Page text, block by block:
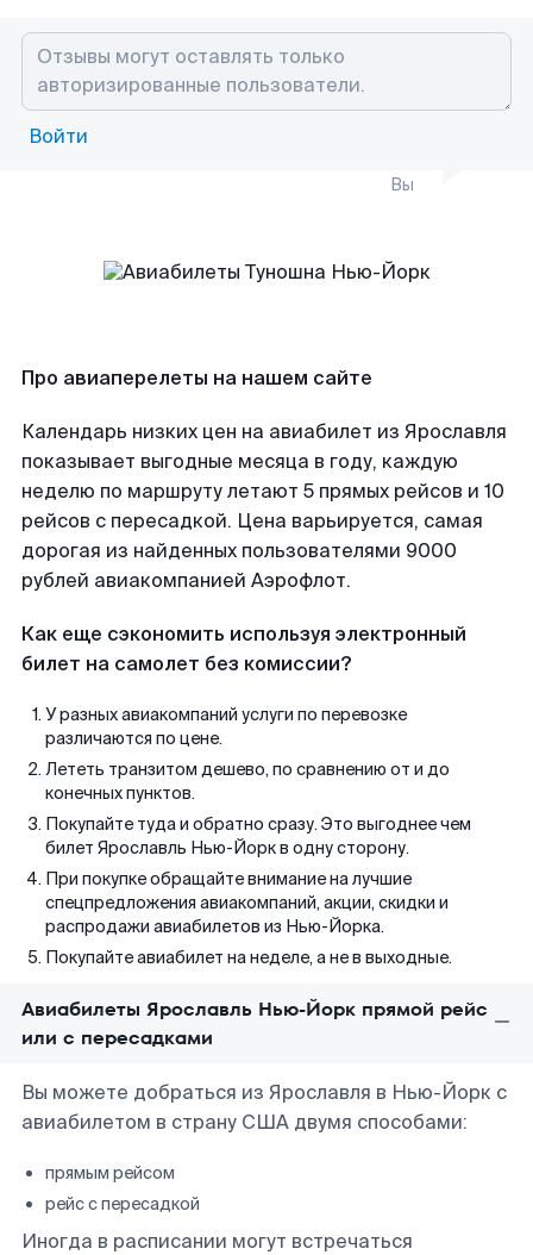
Войти
Вы
Про авиаперелеты на нашем сайте
Календарь низких цен на авиабилет из Ярославля
показывает выгодные месяца в году, каждую
неделю по маршруту летают 5 прямых рейсов и 10
рейсов с пересадкой. Цена варьируется, самая
дорогая из найденных пользователями 9000
рублей авиакомпанией Аэрофлот.
Как еще сэкономить используя электронный
билет на самолет без комиссии?
У разных авиакомпаний услуги по перевозке
различаются по цене.
Лететь транзитом дешево, по сравнению от и до
конечных пунктов.
Покупайте туда и обратно сразу. Это выгоднее чем
билет Ярославль Нью-Йорк в одну сторону.
При покупке обращайте внимание на лучшие
спецпредложения авиакомпаний, акции, скидки и
распродажи авиабилетов из Нью-Йорка.
Покупайте авиабилет на неделе, а не в выходные.
Авиабилеты Ярославль Нью-Йорк прямой рейс
или с пересадками
Вы можете добраться из Ярославля в Нью-Йорк с
авиабилетом в страну США двумя способами:
прямым рейсом
рейс с пересадкой
Иногда в расписании могут встречаться